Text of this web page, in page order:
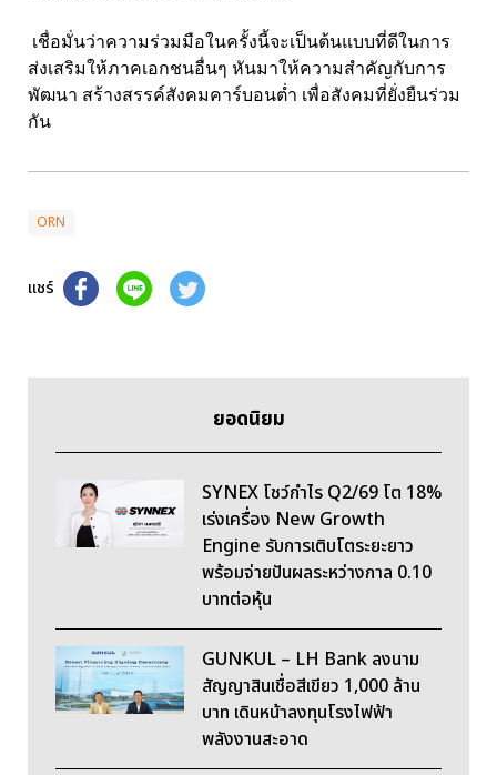
เชื่อมั่นว่าความร่วมมือในครั้งนี้จะเป็นต้นแบบที่ดีในการ
ส่งเสริมให้ภาคเอกชนอื่นๆ หันมาให้ความสำคัญกับการ
พัฒนา สร้างสรรค์สังคมคาร์บอนต่ำ เพื่อสังคมที่ยั่งยืนร่วม
กัน
ORN
แชร์
ยอดนิยม
SYNEX โชว์กำไร Q2/69 โต 18%
เร่งเครื่อง New Growth
Engine รับการเติบโตระยะยาว
พร้อมจ่ายปันผลระหว่างกาล 0.10
บาทต่อหุ้น
GUNKUL – LH Bank ลงนาม
สัญญาสินเชื่อสีเขียว 1,000 ล้าน
บาท เดินหน้าลงทุนโรงไฟฟ้า
พลังงานสะอาด